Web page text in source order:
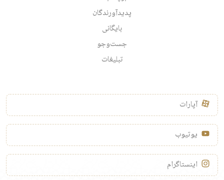
پدیدآورندگان
بایگانی
جست‌وجو
تبلیغات
آپارات
یوتیوب
اینستاگرام